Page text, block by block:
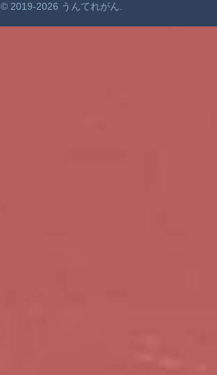
© 2019-2026 うんてれがん.